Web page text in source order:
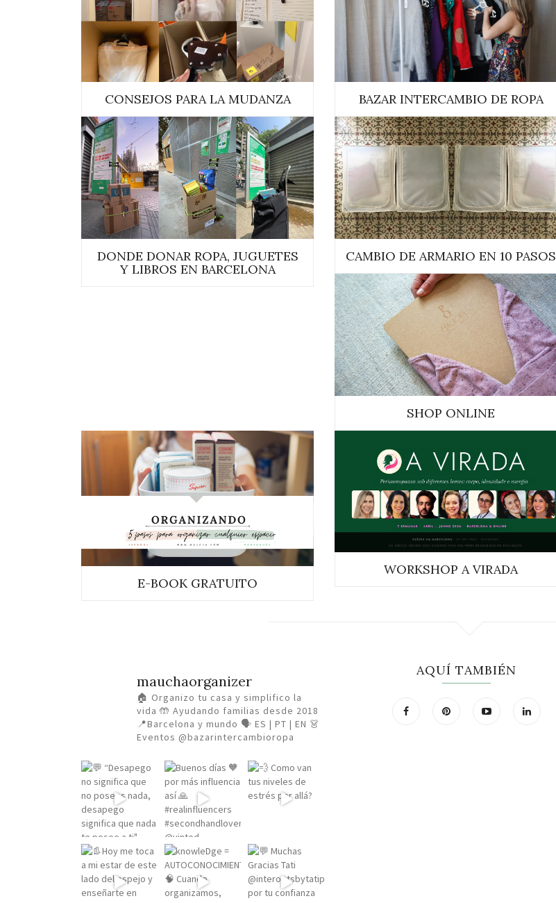
CONSEJOS PARA LA MUDANZA BAZAR INTERCAMBIO DE ROPA
DONDE DONAR ROPA, JUGUETES
Y LIBROS EN BARCELONA
CAMBIO DE ARMARIO EN 10 PASOS
SHOP ONLINE
E-BOOK GRATUITO
WORKSHOP A VIRADA
mauchaorganizer
🏠 Organizo tu casa y simplifico la
vida 🤲 Ayudando familias desde 2018
📍Barcelona y mundo 🗣️ ES | PT | EN 👗
Eventos @bazarintercambioropa
AQUÍ TAMBIÉN